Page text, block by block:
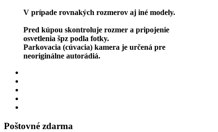
V prípade rovnakých rozmerov aj iné modely.
Pred kúpou skontroluje rozmer a pripojenie
osvetlenia špz podla fotky.
Parkovacia (cúvacia) kamera je určená pre
neoriginálne autorádiá.
Poštovné zdarma